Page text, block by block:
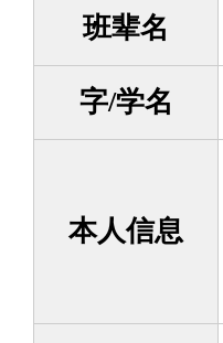
班辈名
字/学名
本人信息